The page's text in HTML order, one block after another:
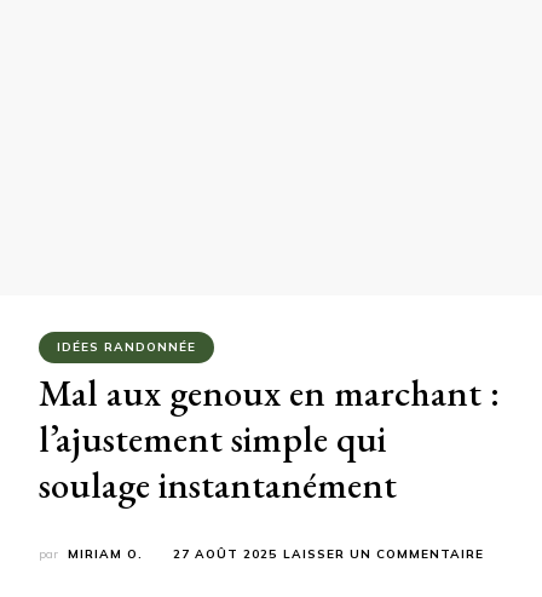
IDÉES RANDONNÉE
Mal aux genoux en marchant :
l’ajustement simple qui
soulage instantanément
par MIRIAM O. 27 AOÛT 2025 LAISSER UN COMMENTAIRE